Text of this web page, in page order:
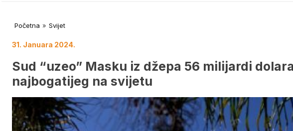
Početna » Svijet
31. Januara 2024.
Sud “uzeo” Masku iz džepa 56 milijardi
najbogatijeg na svijetu